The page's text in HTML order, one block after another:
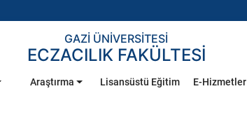
GAZİ ÜNİVERSİTESİ
ECZACILIK FAKÜLTESİ
Araştırma Lisansüstü Eğitim E-Hizmetler